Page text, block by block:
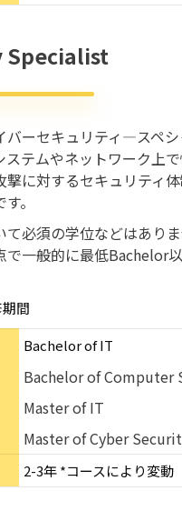
Specialist
バーセキュリティ―スペ
ステムやネットワーク上
撃に対するセキュリティ
。
必須の学位などはありま
で一般的に最低Bachelor
間
Bachelor of IT
Bachelor of Computer
Master of IT
Master of Cyber
2-3年 *コースにより変動